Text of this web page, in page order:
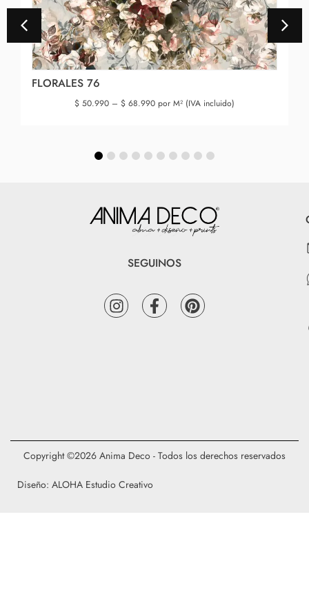
FLORALES 76
$ 50.990 – $ 68.990 por M² (IVA incluido)
SEGUINOS
Diseño: ALOHA Estudio Creativo
Copyright ©2026 Anima Deco - Todos los derechos reservados